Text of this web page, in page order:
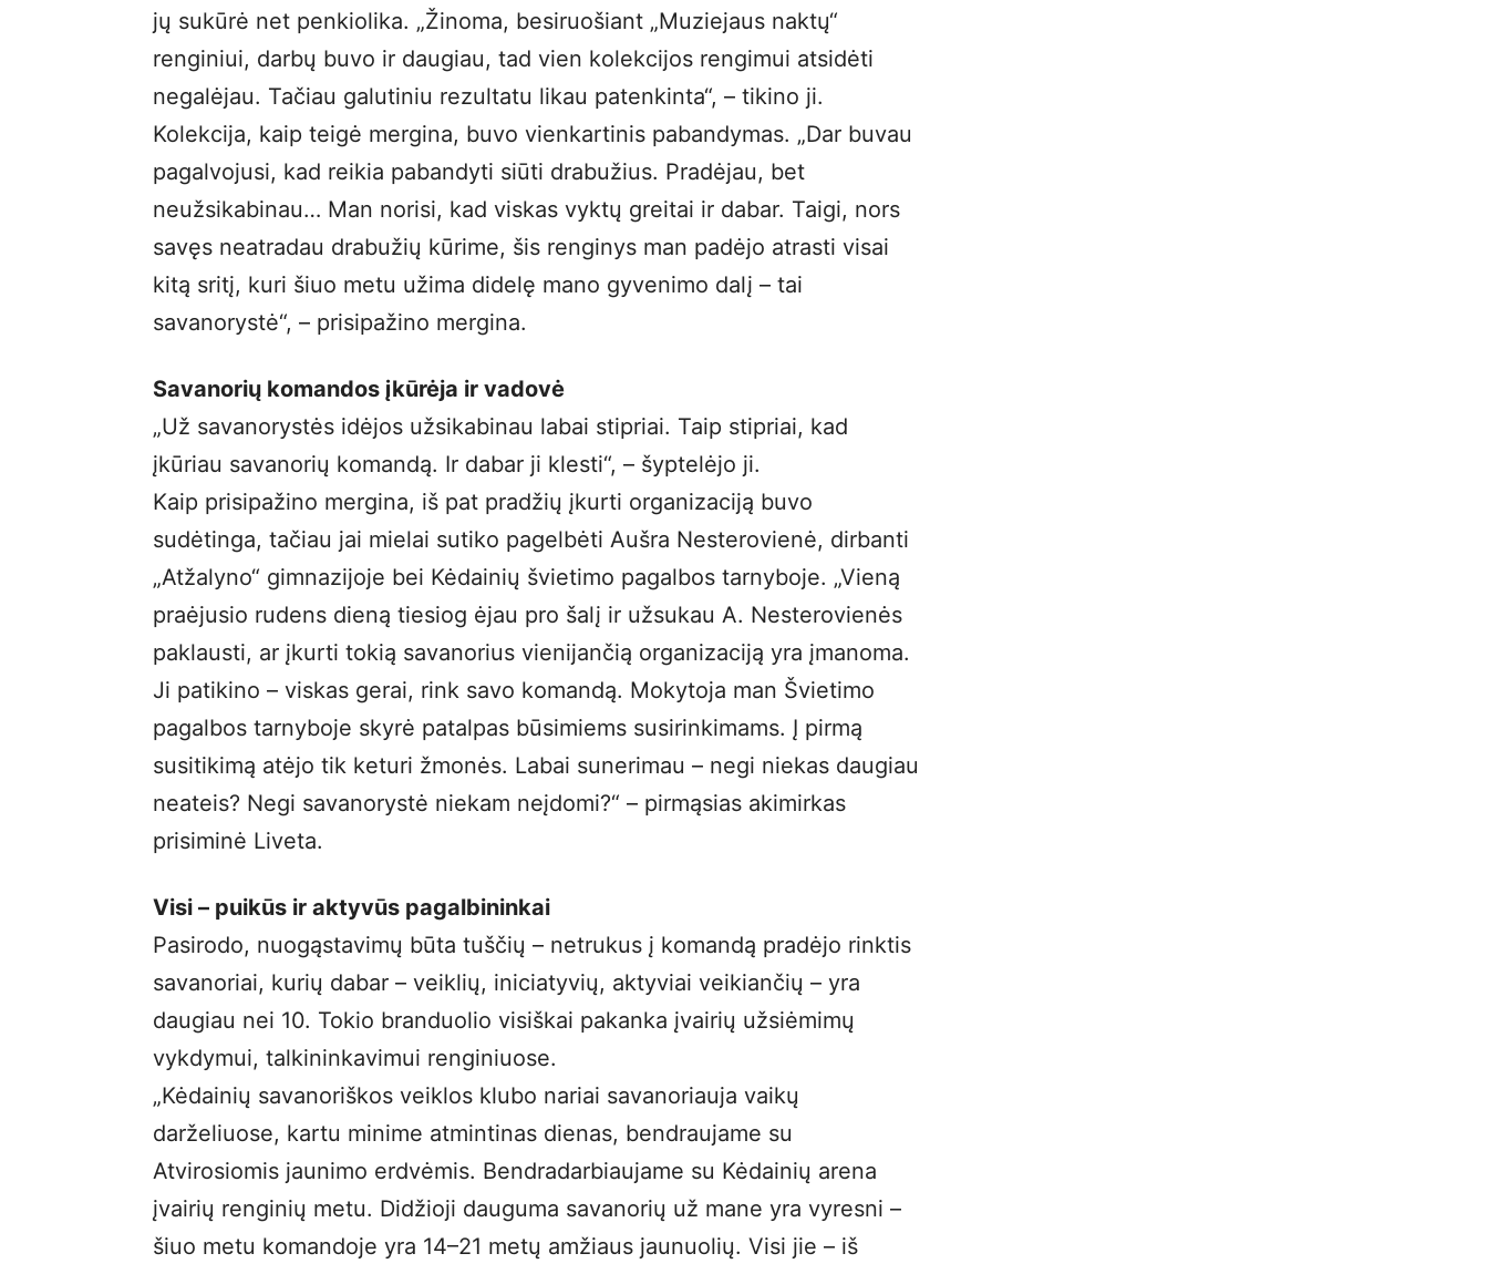
jų sukūrė net penkiolika. „Žinoma, besiruošiant „Muziejaus naktų“
renginiui, darbų buvo ir daugiau, tad vien kolekcijos rengimui atsidėti
negalėjau. Tačiau galutiniu rezultatu likau patenkinta“, – tikino ji.
Kolekcija, kaip teigė mergina, buvo vienkartinis pabandymas. „Dar buvau
pagalvojusi, kad reikia pabandyti siūti drabužius. Pradėjau, bet
neužsikabinau… Man norisi, kad viskas vyktų greitai ir dabar. Taigi, nors
savęs neatradau drabužių kūrime, šis renginys man padėjo atrasti visai
kitą sritį, kuri šiuo metu užima didelę mano gyvenimo dalį – tai
savanorystė“, – prisipažino mergina.
Savanorių komandos įkūrėja ir vadovė
„Už savanorystės idėjos užsikabinau labai stipriai. Taip stipriai, kad
įkūriau savanorių komandą. Ir dabar ji klesti“, – šyptelėjo ji.
Kaip prisipažino mergina, iš pat pradžių įkurti organizaciją buvo
sudėtinga, tačiau jai mielai sutiko pagelbėti Aušra Nesterovienė, dirbanti
„Atžalyno“ gimnazijoje bei Kėdainių švietimo pagalbos tarnyboje. „Vieną
praėjusio rudens dieną tiesiog ėjau pro šalį ir užsukau A. Nesterovienės
paklausti, ar įkurti tokią savanorius vienijančią organizaciją yra įmanoma.
Ji patikino – viskas gerai, rink savo komandą. Mokytoja man Švietimo
pagalbos tarnyboje skyrė patalpas būsimiems susirinkimams. Į pirmą
susitikimą atėjo tik keturi žmonės. Labai sunerimau – negi niekas daugiau
neateis? Negi savanorystė niekam neįdomi?“ – pirmąsias akimirkas
prisiminė Liveta.
Visi – puikūs ir aktyvūs pagalbininkai
Pasirodo, nuogąstavimų būta tuščių – netrukus į komandą pradėjo rinktis
savanoriai, kurių dabar – veiklių, iniciatyvių, aktyviai veikiančių – yra
daugiau nei 10. Tokio branduolio visiškai pakanka įvairių užsiėmimų
vykdymui, talkininkavimui renginiuose.
„Kėdainių savanoriškos veiklos klubo nariai savanoriauja vaikų
darželiuose, kartu minime atmintinas dienas, bendraujame su
Atvirosiomis jaunimo erdvėmis. Bendradarbiaujame su Kėdainių arena
įvairių renginių metu. Didžioji dauguma savanorių už mane yra vyresni –
šiuo metu komandoje yra 14–21 metų amžiaus jaunuolių. Visi jie – iš